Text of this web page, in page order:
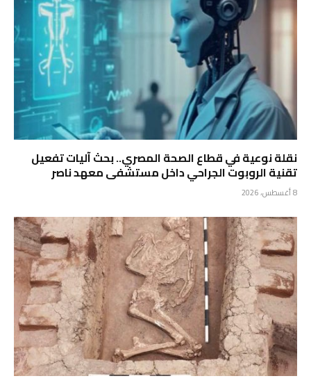
نقلة نوعية في قطاع الصحة المصري.. بحث آليات تفعيل
تقنية الروبوت الجراحي داخل مستشفى معهد ناصر
8 أغسطس، 2026